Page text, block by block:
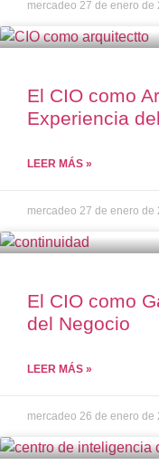
mercadeo 27 de enero de
El CIO como
Experiencia
LEER MÁS »
mercadeo 27 de enero de
El CIO como
del Negocio
LEER MÁS »
mercadeo 26 de enero de